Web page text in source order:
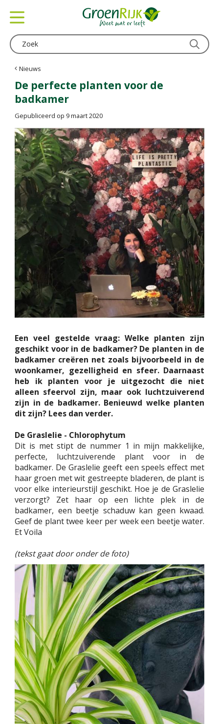
Nieuws
De perfecte planten voor de
badkamer
Gepubliceerd op 9 maart 2020
Een veel gestelde vraag: Welke planten zijn
geschikt voor in de badkamer? De planten in de
badkamer creëren net zoals bijvoorbeeld in de
woonkamer, gezelligheid en sfeer. Daarnaast
heb ik planten voor je uitgezocht die niet
alleen sfeervol zijn, maar ook luchtzuiverend
zijn in de badkamer. Benieuwd welke planten
dit zijn? Lees dan verder.
De Graslelie - Chlorophytum
Dit is met stipt de nummer 1 in mijn makkelijke,
perfecte, luchtzuiverende plant voor in de
badkamer. De Graslelie geeft een speels effect met
haar groen met wit gestreepte bladeren, de plant is
voor elke interieurstijl geschikt. Hoe je de Graslelie
verzorgt? Zet haar op een lichte plek in de
badkamer, een beetje schaduw kan geen kwaad.
Geef de plant twee keer per week een beetje water.
Et Voila
(tekst gaat door onder de foto)